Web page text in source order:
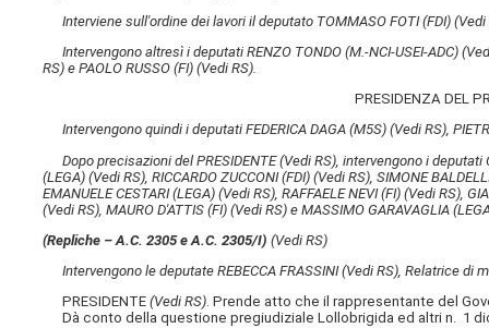
Interviene sull'ordine dei lavori il deputato TOMMASO FOTI (FDI)(Vedi
Intervengono altresì i deputati RENZO TONDO (M.-NCI-USEI-ADC)
RS) e PAOLO RUSSO (FI)(Vedi RS).
PRESIDENZA DEL
Intervengono quindi i deputati FEDERICA DAGA (M5S)(Vedi RS),
Dopo precisazioni del PRESIDENTE(Vedi RS) , intervengono i deputati
(LEGA)(Vedi RS) , RICCARDO ZUCCONI (FDI)(Vedi RS) , SIMONE
EMANUELE CESTARI (LEGA)(Vedi RS) , RAFFAELE NEVI (FI)(Vedi RS) ,
(Vedi RS) , MAURO D'ATTIS (FI)(Vedi RS) e MASSIMO GARAVAGLIA
(Repliche – A.C. 2305 e A.C. 2305/I) (Vedi RS)
Intervengono le deputate REBECCA FRASSINI(Vedi RS) , Relatrice di
PRESIDENTE(Vedi RS). Prende atto che il rappresentante del
Dà conto della questione pregiudiziale Lollobrigida ed altri n. 1